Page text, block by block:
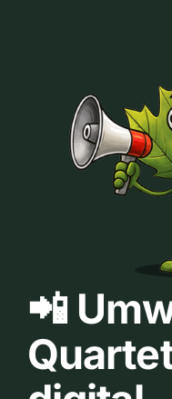
📲